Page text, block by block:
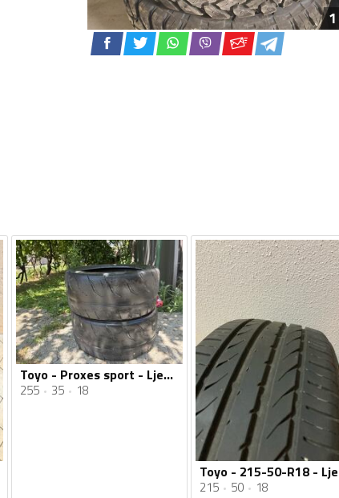
1
Toyo - Proxes sport - Ljetnja guma
255 35 18
215 50 18